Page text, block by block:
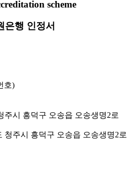
scheme
행 인정서
호)
주시 흥덕구 오송읍 오송생명2로
청주시 흥덕구 오송읍 오송생명2로